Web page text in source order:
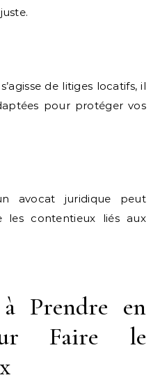
de litiges locatifs, il
pour protéger vos
avocat juridique peut
les contentieux liés aux
Prendre en
Faire le